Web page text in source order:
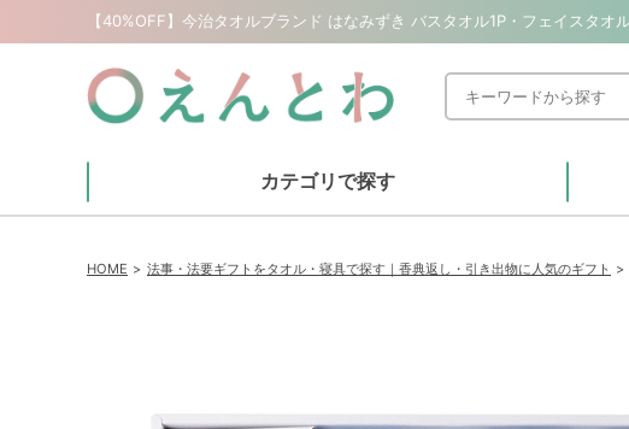
カテゴリで探す
HOME 法事・法要ギフトをタオル・寝具で探す｜香典返し・引き出物に人気のギフト